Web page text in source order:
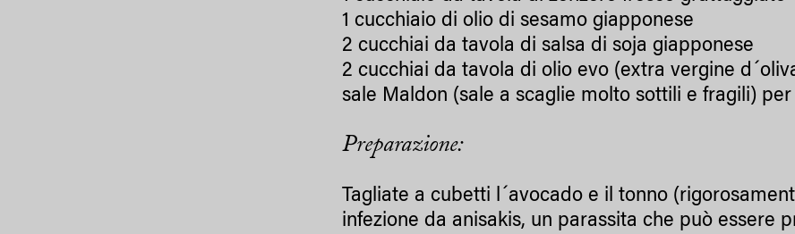
1 cucchiaio di olio di sesamo giapponese
2 cucchiai da tavola di salsa di soja giapponese
2 cucchiai da tavola di olio evo (extra vergine
sale Maldon (sale a scaglie molto sottili e fragili)
Preparazione:
Tagliate a cubetti l´avocado e il tonno
infezione da anisakis, un parassita che può essere